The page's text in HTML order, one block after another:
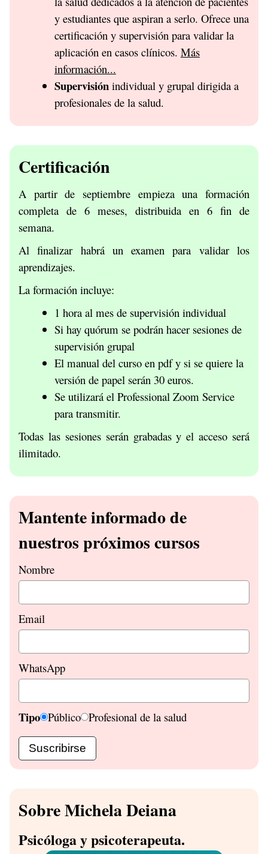
y estudiantes que aspiran a serlo. Ofrece una
certificación y supervisión para validar la
aplicación en casos clínicos. Más
información...
Supervisión individual y grupal dirigida a
profesionales de la salud.
Certificación
A partir de septiembre empieza una formación
completa de 6 meses, distribuida en 6 fin de
semana.
Al finalizar habrá un examen para validar los
aprendizajes.
La formación incluye:
1 hora al mes de supervisión individual
Si hay quórum se podrán hacer sesiones de
supervisión grupal
El manual del curso en pdf y si se quiere la
versión de papel serán 30 euros.
Se utilizará el Professional Zoom Service
para transmitir.
Todas las sesiones serán grabadas y el acceso será
ilimitado.
Mantente informado de
nuestros próximos cursos
Nombre
Email
WhatsApp
Tipo Público Profesional de la salud
Suscribirse
Sobre Michela Deiana
Psicóloga y psicoterapeuta.